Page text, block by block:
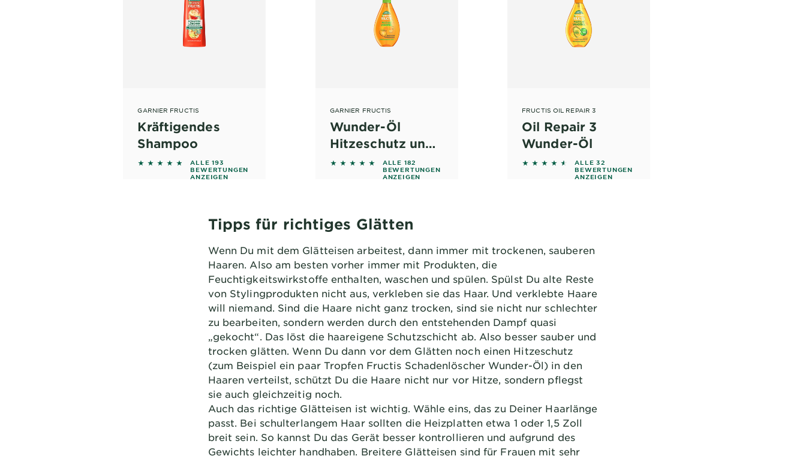
GARNIER FRUCTIS
Kräftigendes
Shampoo
4.6062 out of 5 stars based on reviews
ALLE 193
BEWERTUNGEN
ANZEIGEN
GARNIER FRUCTIS
Wunder-Öl
Hitzeschutz und
Anti-Frizz Pflege
4.7527 out of 5 stars based on reviews
ALLE 182
BEWERTUNGEN
ANZEIGEN
FRUCTIS OIL REPAIR 3
Oil Repair 3
Wunder-Öl
4.4375 out of 5 stars based on reviews
ALLE 32
BEWERTUNGEN
ANZEIGEN
Tipps für richtiges Glätten
Wenn Du mit dem Glätteisen arbeitest, dann immer mit trockenen, sauberen
Haaren. Also am besten vorher immer mit Produkten, die
Feuchtigkeitswirkstoffe enthalten, waschen und spülen. Spülst Du alte Reste
von Stylingprodukten nicht aus, verkleben sie das Haar. Und verklebte Haare
will niemand. Sind die Haare nicht ganz trocken, sind sie nicht nur schlechter
zu bearbeiten, sondern werden durch den entstehenden Dampf quasi
„gekocht“. Das löst die haareigene Schutzschicht ab. Also besser sauber und
trocken glätten. Wenn Du dann vor dem Glätten noch einen Hitzeschutz
(zum Beispiel ein paar Tropfen Fructis Schadenlöscher Wunder-Öl) in den
Haaren verteilst, schützt Du die Haare nicht nur vor Hitze, sondern pflegst
sie auch gleichzeitig noch.
Auch das richtige Glätteisen ist wichtig. Wähle eins, das zu Deiner Haarlänge
passt. Bei schulterlangem Haar sollten die Heizplatten etwa 1 oder 1,5 Zoll
breit sein. So kannst Du das Gerät besser kontrollieren und aufgrund des
Gewichts leichter handhaben. Breitere Glätteisen sind für Frauen mit sehr